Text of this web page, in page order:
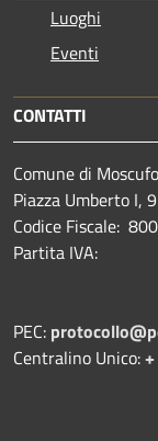
Luoghi
Eventi
CONTATTI
Comune di Moscufo
Piazza Umberto I,
Codice Fiscale:
Partita IVA:
PEC:
Centralino Unico: